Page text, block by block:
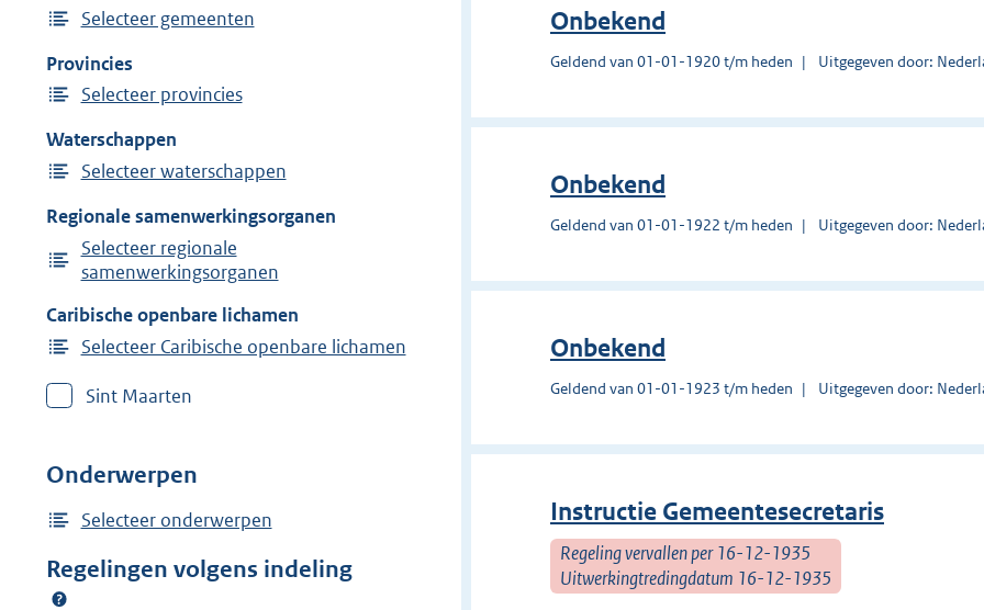
Selecteer gemeenten
Provincies
Selecteer provincies
Waterschappen
Selecteer waterschappen
Regionale samenwerkingsorganen
Selecteer regionale
samenwerkingsorganen
Caribische openbare lichamen
Selecteer Caribische openbare lichamen
Sint Maarten
Onderwerpen
Selecteer onderwerpen
Regelingen volgens indeling
Onbekend
Geldend van 01-01-1920 t/m heden Uitgegeven door:
Onbekend
Geldend van 01-01-1922 t/m heden Uitgegeven door:
Onbekend
Geldend van 01-01-1923 t/m heden Uitgegeven door:
Instructie Gemeentesecretaris
Regeling vervallen per 16-12-1935
Uitwerkingtredingdatum 16-12-1935